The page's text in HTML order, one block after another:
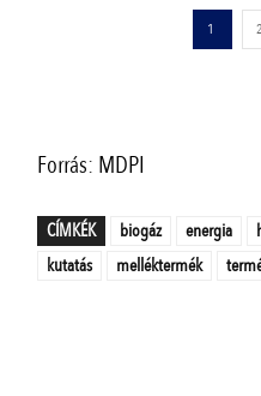
1 2
Forrás: MDPI
CÍMKÉK biogáz energia
kutatás
melléktermék